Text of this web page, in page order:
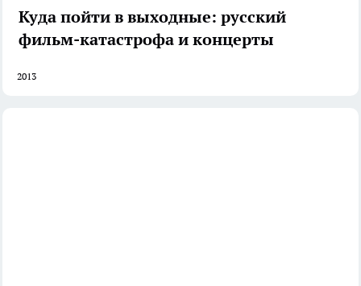
Куда пойти в выходные: русский
фильм-катастрофа и концерты
2013